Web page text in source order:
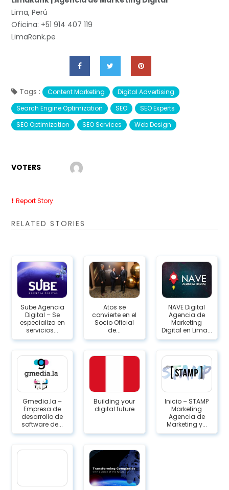
Lima, Perú
Oficina: +51 914 407 119
LimaRank.pe
Tags : Content Marketing
Digital Advertising
Search Engine Optimization
SEO
SEO Experts
SEO Optimization
SEO Services Web Design
VOTERS
Report Story
RELATED STORIES
Sube Agencia
Digital – Se
especializa en
servicios...
Atos se
convierte en el
Socio Oficial
de...
NAVE Digital
Agencia de
Marketing
Digital en Lima...
Gmedia.la –
Empresa de
desarrollo de
software de...
Building your
digital future
Inicio – STAMP
Marketing
Agencia de
Marketing y...